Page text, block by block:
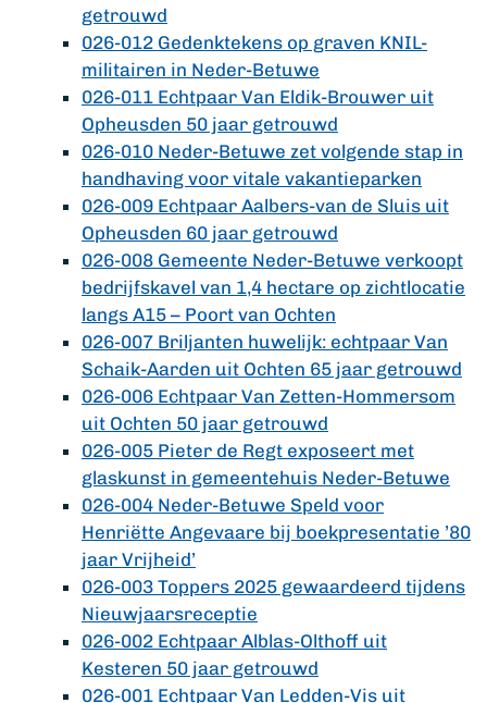
getrouwd
026-012 Gedenktekens op graven KNIL-
militairen in Neder-Betuwe
026-011 Echtpaar Van Eldik-Brouwer uit
Opheusden 50 jaar getrouwd
026-010 Neder-Betuwe zet volgende stap in
handhaving voor vitale vakantieparken
026-009 Echtpaar Aalbers-van de Sluis uit
Opheusden 60 jaar getrouwd
026-008 Gemeente Neder-Betuwe verkoopt
bedrijfskavel van 1,4 hectare op zichtlocatie
langs A15 – Poort van Ochten
026-007 Briljanten huwelijk: echtpaar Van
Schaik-Aarden uit Ochten 65 jaar getrouwd
026-006 Echtpaar Van Zetten-Hommersom
uit Ochten 50 jaar getrouwd
026-005 Pieter de Regt exposeert met
glaskunst in gemeentehuis Neder-Betuwe
026-004 Neder-Betuwe Speld voor
Henriëtte Angevaare bij boekpresentatie ’80
jaar Vrijheid’
026-003 Toppers 2025 gewaardeerd tijdens
Nieuwjaarsreceptie
026-002 Echtpaar Alblas-Olthoff uit
Kesteren 50 jaar getrouwd
026-001 Echtpaar Van Ledden-Vis uit